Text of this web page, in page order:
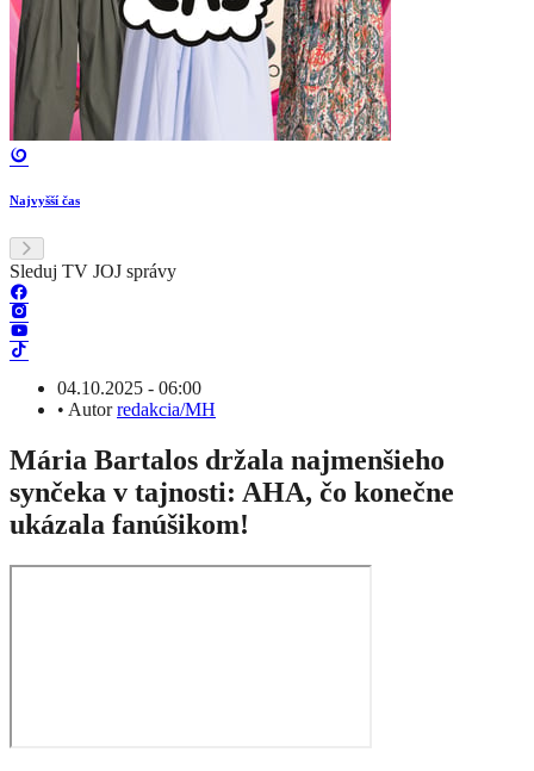
Najvyšší čas
Sleduj TV JOJ správy
04.10.2025 - 06:00
• Autorredakcia/MH
Mária Bartalos držala najmenšieho
synčeka v tajnosti: AHA, čo konečne
ukázala fanúšikom!